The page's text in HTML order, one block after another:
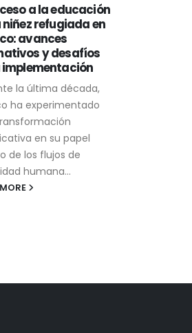
a la educación
niñez refugiada en
avances
y desafíos
implementación
la última década,
ha experimentado
en su papel
de los flujos de
humana...